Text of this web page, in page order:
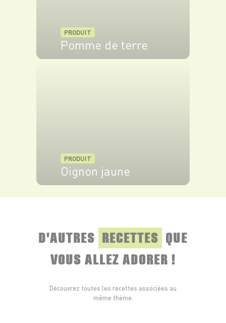
PRODUIT
Pomme de terre
PRODUIT
Oignon jaune
D'AUTRES RECETTES QUE
VOUS ALLEZ ADORER !
Découvrez toutes les recettes associées au
même thème.